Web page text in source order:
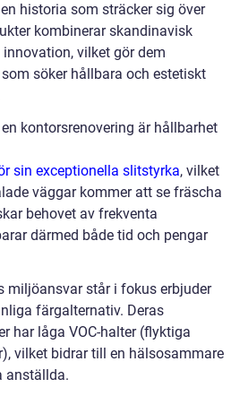
historia som sträcker sig över
kombinerar skandinavisk
vilket gör dem
söker hållbara och estetiskt
kontorsrenovering är hållbarhet
sin exceptionella slitstyrka, vilket
väggar kommer att se fräscha
behovet av frekventa
därmed både tid och pengar
miljöansvar står i fokus erbjuder
färgalternativ. Deras
har låga VOC-halter (flyktiga
vilket bidrar till en hälsosammare
anställda.